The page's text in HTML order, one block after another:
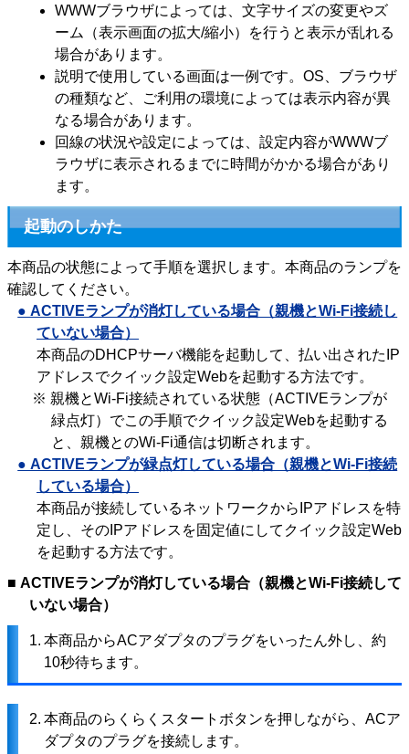
WWWブラウザによっては、文字サイズの変更やズ
ーム（表示画面の拡大/縮小）を行うと表示が乱れる
場合があります。
説明で使用している画面は一例です。OS、ブラウザ
の種類など、ご利用の環境によっては表示内容が異
なる場合があります。
回線の状況や設定によっては、設定内容がWWWブ
ラウザに表示されるまでに時間がかかる場合があり
ます。
起動のしかた
本商品の状態によって手順を選択します。本商品のランプを
確認してください。
● ACTIVEランプが消灯している場合（親機とWi-Fi接続し
ていない場合）
本商品のDHCPサーバ機能を起動して、払い出されたIP
アドレスでクイック設定Webを起動する方法です。
※ 親機とWi-Fi接続されている状態（ACTIVEランプが
緑点灯）でこの手順でクイック設定Webを起動する
と、親機とのWi-Fi通信は切断されます。
● ACTIVEランプが緑点灯している場合（親機とWi-Fi接続
している場合）
本商品が接続しているネットワークからIPアドレスを特
定し、そのIPアドレスを固定値にしてクイック設定Web
を起動する方法です。
■ ACTIVEランプが消灯している場合（親機とWi-Fi接続して
いない場合）
1. 本商品からACアダプタのプラグをいったん外し、約
10秒待ちます。
2. 本商品のらくらくスタートボタンを押しながら、ACア
ダプタのプラグを接続します。